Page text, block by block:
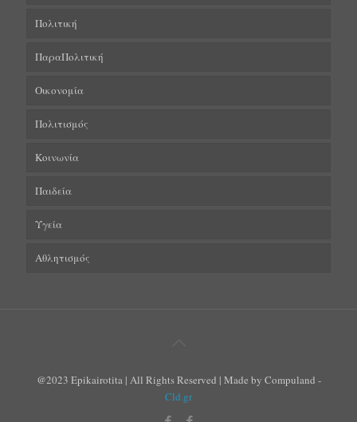
Πολιτική
ΠαραΠολιτική
Οικονομία
Πολιτισμός
Κοινωνία
Παιδεία
Υγεία
Αθλητισμός
@2023 Epikairotita | All Rights Reserved | Made by Compuland -
Cld.gr